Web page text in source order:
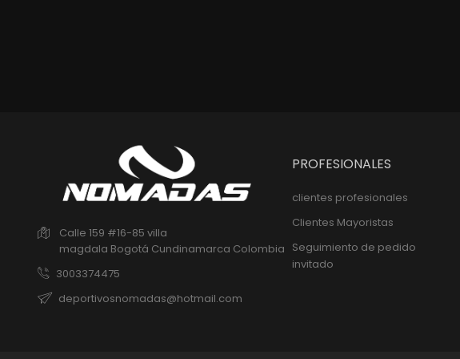
Calle 159 #16-85 villa
magdala Bogotá Cundinamarca Colombia
3003374475
deportivosnomadas@hotmail.com
PROFESIONALES
clientes profesionales
Clientes Mayoristas
Seguimiento de pedido
invitado